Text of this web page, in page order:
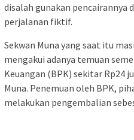
disalah gunakan pencairannya
perjalanan fiktif.
Sekwan Muna yang saat itu
mengakui adanya temuan
Keuangan (BPK) sekitar Rp24
Muna. Penemuan oleh BPK,
melakukan pengembalian